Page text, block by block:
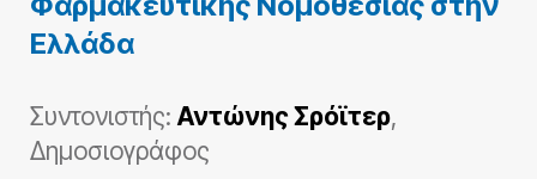
Ελλάδα
Συντονιστής:Αντώνης Σρόϊτερ,
Δημοσιογράφος